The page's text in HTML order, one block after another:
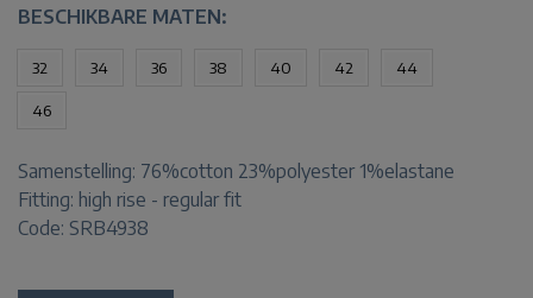
BESCHIKBARE MATEN:
32 34 36 38 40 42 44
46
Samenstelling: 76%cotton 23%polyester 1%elastane
Fitting: high rise - regular fit
Code: SRB4938